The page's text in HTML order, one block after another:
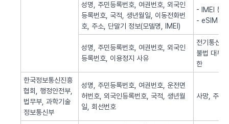
성명, 주민등록번호, 여권번호, 외국인
등록번호, 국적, 생년월일, 이동전화번
호, 주소, 단말기 정보(모델명, IMEI)
- IMEI 통
- eSIM 동
성명, 주민등록번호, 여권번호, 외국인
등록번호, 이용정지 사유
전기통신
불법 대부
한
한국정보통신진흥
협회, 행정안전부,
법무부, 과학기술
정보통신부
성명, 주민등록번호, 여권번호, 운전면
허번호, 외국인등록번호, 국적, 생년월
일, 회선번호
사망, 주민